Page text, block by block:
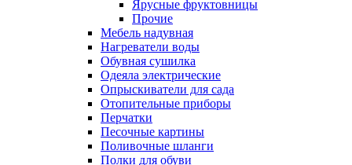
Ярусные фруктовницы
Прочие
Мебель надувная
Нагреватели воды
Обувная сушилка
Одеяла электрические
Опрыскиватели для сада
Отопительные приборы
Перчатки
Песочные картины
Поливочные шланги
Полки для обуви